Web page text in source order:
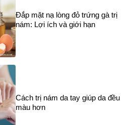
Đắp mặt nạ lòng đỏ trứng gà trị
nám: Lợi ích và giới hạn
Cách trị nám da tay giúp da đều
màu hơn